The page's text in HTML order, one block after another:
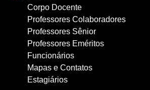
Corpo Docente
Professores Colaboradores
Professores Sênior
Professores Eméritos
Funcionários
Mapas e Contatos
Estagiários